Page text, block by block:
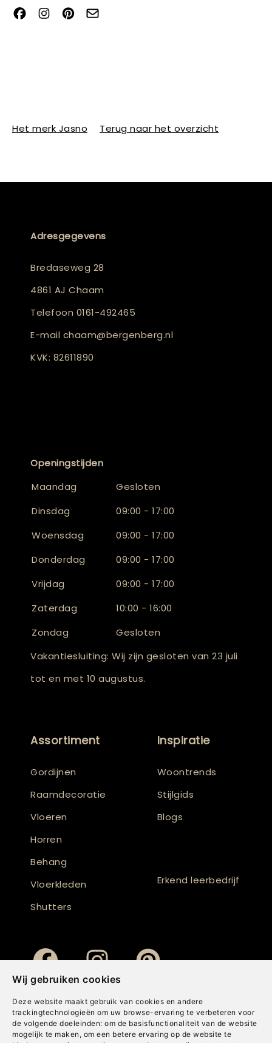
Wij gebruiken cookies
Deze website maakt gebruik van cookies en andere
trackingtechnologieën om uw browse-ervaring te verbeteren voor
de volgende doeleinden: om de basisfunctionaliteit van de website
mogelijk te maken , om een betere ervaring op de website te
Het merk Jasno Terug naar het overzicht
Adresgegevens
Bredaseweg 28
4861 AJ Chaam
Telefoon 0161-492465
E-mail chaam@bergenberg.nl
KVK: 82611890
Openingstijden
Maandag
Gesloten
Dinsdag
09:00 - 17:00
Woensdag
09:00 - 17:00
Donderdag
09:00 - 17:00
Vrijdag
09:00 - 17:00
Zaterdag
10:00 - 16:00
Zondag
Gesloten
Vakantiesluiting: Wij zijn gesloten van 23 juli
tot en met 10 augustus.
Assortiment
Gordijnen
Raamdecoratie
Vloeren
Horren
Behang
Vloerkleden
Shutters
Inspiratie
Woontrends
Stijlgids
Blogs
Erkend leerbedrijf